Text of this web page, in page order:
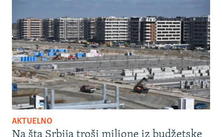
AKTUELNO
Na šta Srbija troši milione iz budžetske